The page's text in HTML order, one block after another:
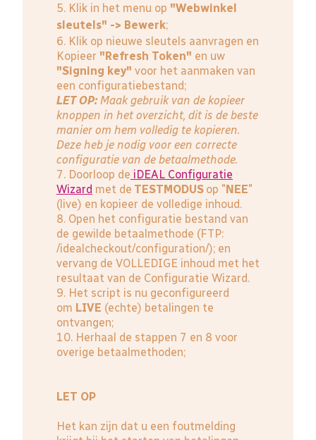
5. Klik in het menu op "Webwinkel
sleutels" -> Bewerk;
6. Klik op nieuwe sleutels aanvragen en
Kopieer "Refresh Token" en uw
"Signing key" voor het aanmaken van
een configuratiebestand;
LET OP: Maak gebruik van de kopieer
knoppen in het overzicht, dit is de beste
manier om hem volledig te kopieren.
Deze heb je nodig voor een correcte
configuratie van de betaalmethode.
7. Doorloop de iDEAL Configuratie
Wizard met de TESTMODUS op "NEE"
(live) en kopieer de volledige inhoud.
8. Open het configuratie bestand van
de gewilde betaalmethode (FTP:
/idealcheckout/configuration/); en
vervang de VOLLEDIGE inhoud met het
resultaat van de Configuratie Wizard.
9. Het script is nu geconfigureerd
om LIVE (echte) betalingen te
ontvangen;
10. Herhaal de stappen 7 en 8 voor
overige betaalmethoden;
LET OP
Het kan zijn dat u een foutmelding